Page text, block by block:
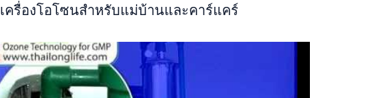
เครื่องโอโซนสำหรับแม่บ้านและคาร์แคร์